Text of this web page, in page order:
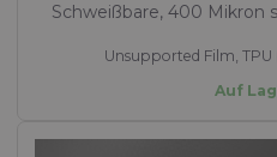
Schweißbare, 400 Mikron
Unsupported Film, TPU
Auf